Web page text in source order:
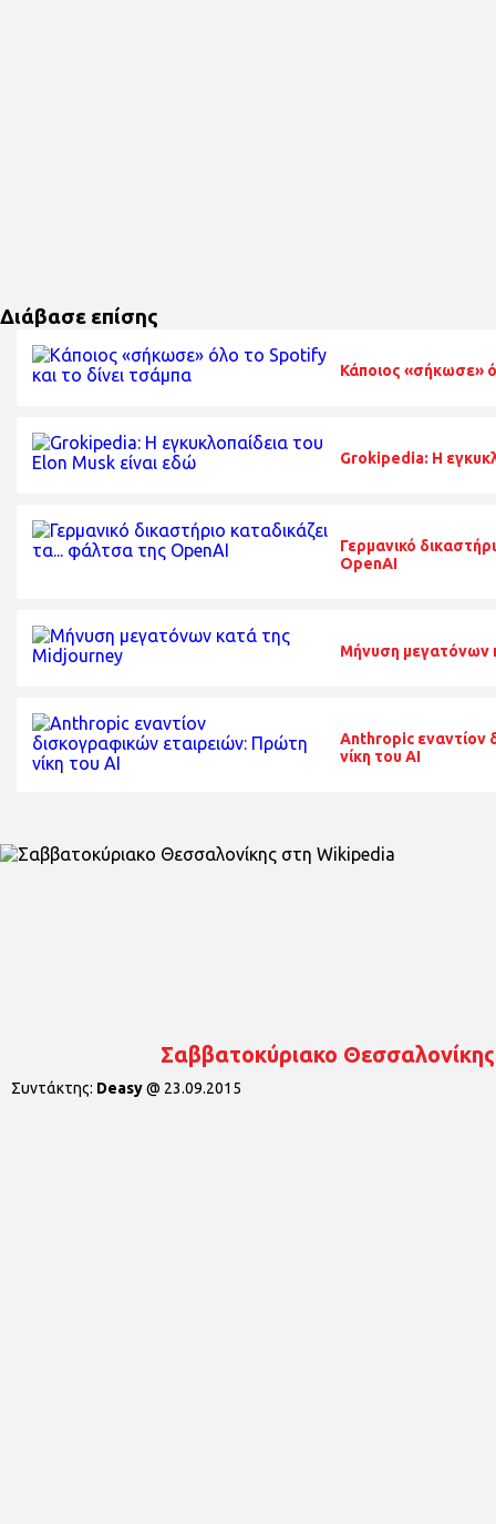
Διάβασε επίσης
Κάποιος «σήκωσε»
Grokipedia: Η
Γερμανικό
OpenAI
Μήνυση μεγατόνων
Anthropic εναντίον
νίκη του ΑΙ
Σαββατοκύριακο
Συντάκτης: Deasy@ 23.09.2015